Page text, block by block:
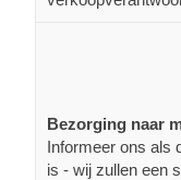
Bezorging naar
Informeer ons als
is - wij zullen een